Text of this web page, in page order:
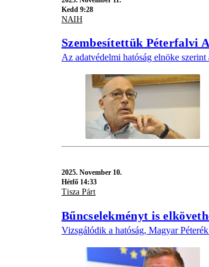
Kedd 9:28
NAIH
Szembesítettük Péterfalvi
Az adatvédelmi hatóság elnöke
2025. November 10.
Hétfő 14:33
Tisza Párt
Bűncselekményt is
Vizsgálódik a hatóság, Magyar